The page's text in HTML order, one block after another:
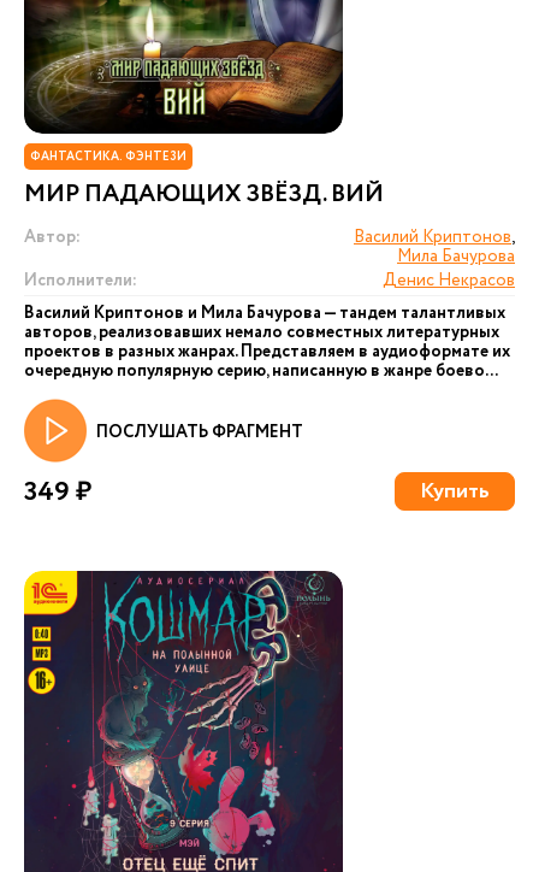
ФАНТАСТИКА. ФЭНТЕЗИ
МИР ПАДАЮЩИХ ЗВЁЗД. ВИЙ
Автор: Василий Криптонов,
Мила Бачурова
Исполнители:
Денис Некрасов
Василий Криптонов и Мила Бачурова — тандем талантливых
авторов, реализовавших немало совместных литературных
проектов в разных жанрах. Представляем в аудиоформате их
очередную популярную серию, написанную в жанре боево...
ПОСЛУШАТЬ ФРАГМЕНТ
349 ₽ Купить